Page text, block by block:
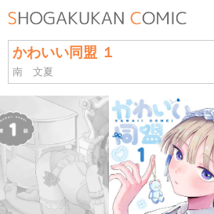
かわいい同盟 １
南 文夏